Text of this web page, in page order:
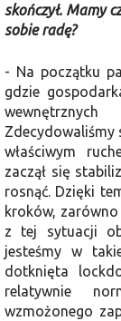
skończył. Mamy
sobie radę?
- Na początku
gdzie
Zdecydowaliśmy
właściwym
zaczął się
rosnąć. Dzięki
kroków,
z tej sytuacji
jesteśmy w
dotknięta
relatywnie
wzmożonego